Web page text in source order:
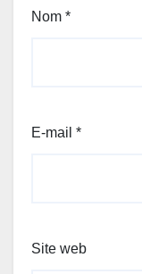
Nom *
E-mail *
Site web